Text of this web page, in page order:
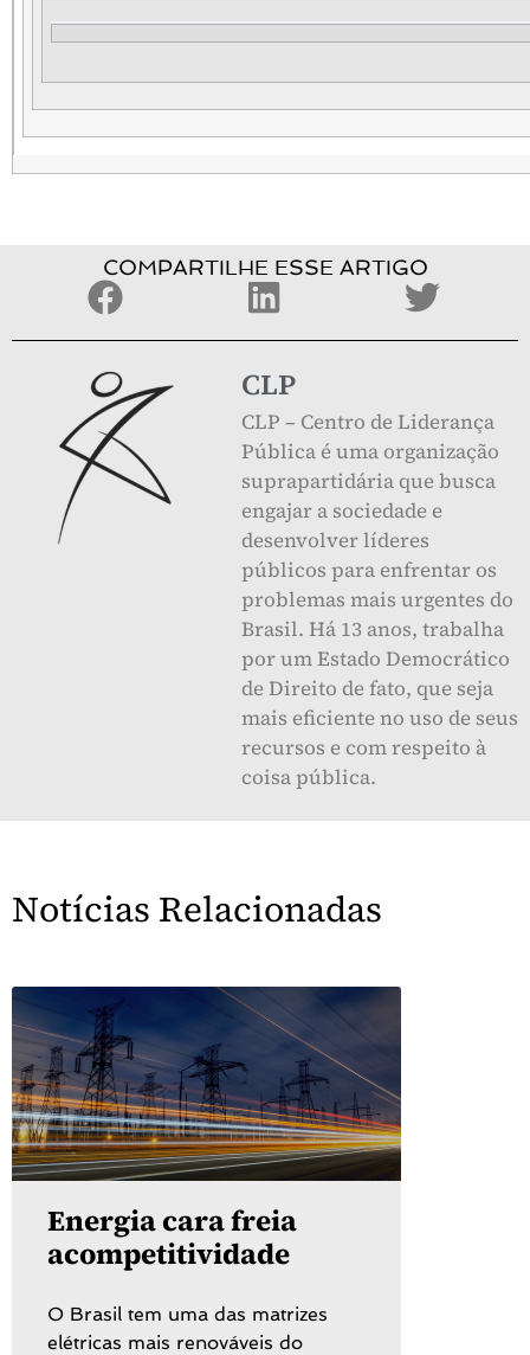
COMPARTILHE ESSE ARTIGO
CLP
CLP – Centro de Liderança
Pública é uma organização
suprapartidária que busca
engajar a sociedade e
desenvolver líderes
públicos para enfrentar os
problemas mais urgentes do
Brasil. Há 13 anos, trabalha
por um Estado Democrático
de Direito de fato, que seja
mais eficiente no uso de seus
recursos e com respeito à
coisa pública.
Notícias Relacionadas
Energia cara freia
acompetitividade
O Brasil tem uma das matrizes
elétricas mais renováveis do